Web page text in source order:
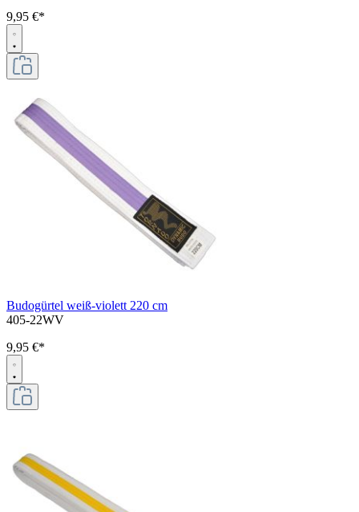
9,95 €*
Budogürtel weiß-violett 220 cm
405-22WV
9,95 €*